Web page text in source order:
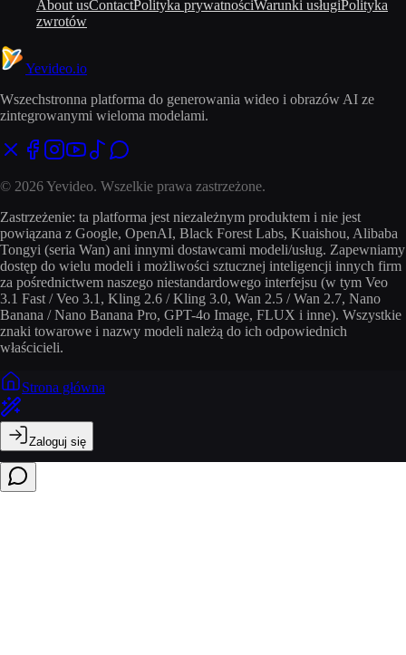
About usContactPolityka prywatnościWarunki usługiPolityka
zwrotów
Yevideo.io
Wszechstronna platforma do generowania wideo i obrazów AI ze
zintegrowanymi wieloma modelami.
© 2026 Yevideo. Wszelkie prawa zastrzeżone.
Zastrzeżenie: ta platforma jest niezależnym produktem i nie jest
powiązana z Google, OpenAI, Black Forest Labs, Kuaishou, Alibaba
Tongyi (seria Wan) ani innymi dostawcami modeli/usług. Zapewniamy
dostęp do wielu modeli i możliwości sztucznej inteligencji innych firm
za pośrednictwem naszego niestandardowego interfejsu (w tym Veo
3.1 Fast / Veo 3.1, Kling 2.6 / Kling 3.0, Wan 2.5 / Wan 2.7, Nano
Banana / Nano Banana Pro, GPT-4o Image, FLUX i inne). Wszystkie
znaki towarowe i nazwy modeli należą do ich odpowiednich
właścicieli.
Strona główna
Zaloguj się